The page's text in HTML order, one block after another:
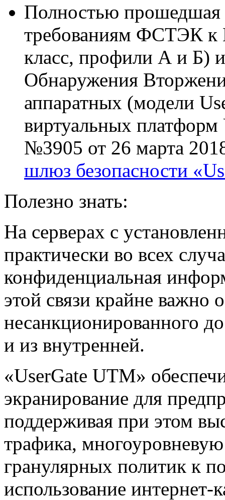
Полностью
требованиям ФСТЭК к
класс, профили А и Б)
Обнаружения
аппаратных (модели
виртуальных
№3905 от 26 марта
шлюз безопасности
Полезно знать:
На серверах с
практически во всех
конфиденциальная
этой связи крайне важно
несанкционированного
и из внутренней.
«UserGate UTM»
экранирование для
поддерживая при этом
трафика,
гранулярных политик к
использование интернет-